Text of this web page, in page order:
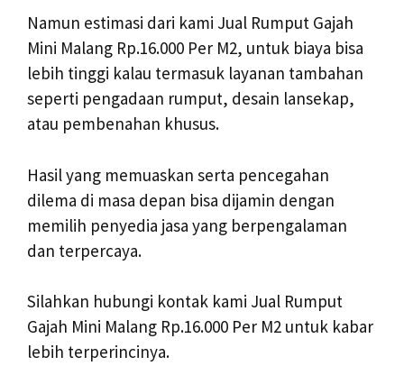
Namun estimasi dari kami Jual Rumput Gajah
Mini Malang Rp.16.000 Per M2, untuk biaya bisa
lebih tinggi kalau termasuk layanan tambahan
seperti pengadaan rumput, desain lansekap,
atau pembenahan khusus.
Hasil yang memuaskan serta pencegahan
dilema di masa depan bisa dijamin dengan
memilih penyedia jasa yang berpengalaman
dan terpercaya.
Silahkan hubungi kontak kami Jual Rumput
Gajah Mini Malang Rp.16.000 Per M2 untuk kabar
lebih terperincinya.